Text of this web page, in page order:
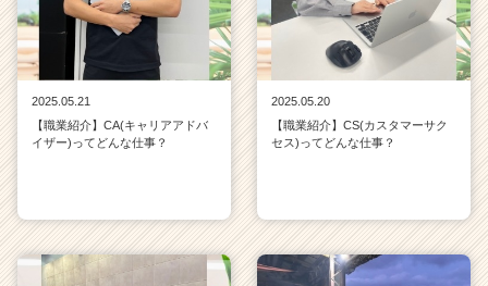
2025.05.21
【職業紹介】CA(キャリアアドバ
イザー)ってどんな仕事？
2025.05.20
【職業紹介】CS(カスタマーサク
セス)ってどんな仕事？